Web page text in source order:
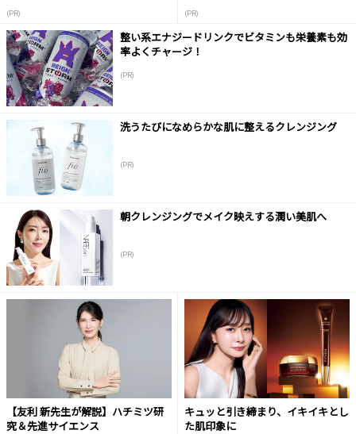
(PR) (PR)
整い系エナジードリンクでビタミンも栄養素も効
率よくチャージ！
(PR)
洗うたびになめらかな肌に整えるクレンジング
(PR)
朝クレンジングでメイク映えする潤い美肌へ
(PR)
【友利 新先生が解説】ハチミツ研
究＆先進サイエンス
キュッと引き締まり、イキイキとし
た肌印象に